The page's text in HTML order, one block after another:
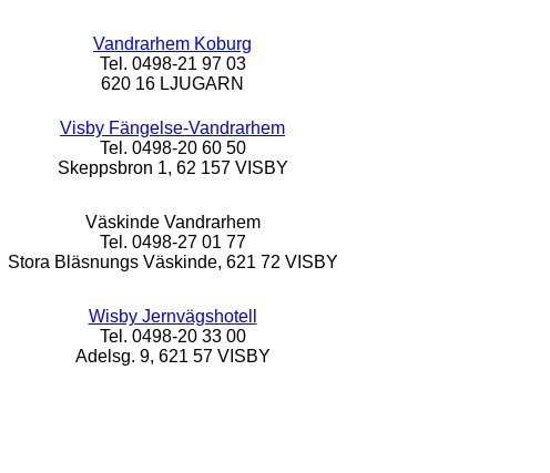
Vandrarhem Koburg
Tel. 0498-21 97 03
620 16 LJUGARN
Visby Fängelse-Vandrarhem
Tel. 0498-20 60 50
Skeppsbron 1, 62 157 VISBY
Väskinde Vandrarhem
Tel. 0498-27 01 77
Stora Bläsnungs Väskinde, 621 72 VISBY
Wisby Jernvägshotell
Tel. 0498-20 33 00
Adelsg. 9, 621 57 VISBY